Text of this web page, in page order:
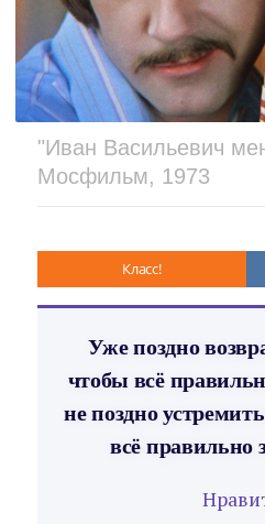
"Иван Васильевич
Мосфильм, 1973
Класс!
Уже поздно
чтобы всё
не поздно
всё правильно